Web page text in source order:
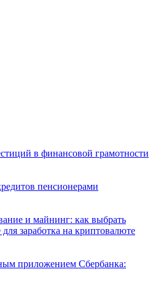
в финансовой грамотности
пенсионерами
и майнинг: как выбрать
заработка на криптовалюте
приложением Сбербанка: